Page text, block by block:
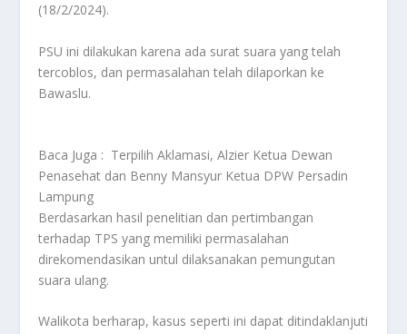
(18/2/2024).
PSU ini dilakukan karena ada surat suara yang telah
tercoblos, dan permasalahan telah dilaporkan ke
Bawaslu.
Baca Juga : Terpilih Aklamasi, Alzier Ketua Dewan
Penasehat dan Benny Mansyur Ketua DPW Persadin
Lampung
Berdasarkan hasil penelitian dan pertimbangan
terhadap TPS yang memiliki permasalahan
direkomendasikan untul dilaksanakan pemungutan
suara ulang.
Walikota berharap, kasus seperti ini dapat ditindaklanjuti